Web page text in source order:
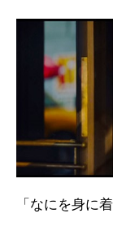
「なにを身に